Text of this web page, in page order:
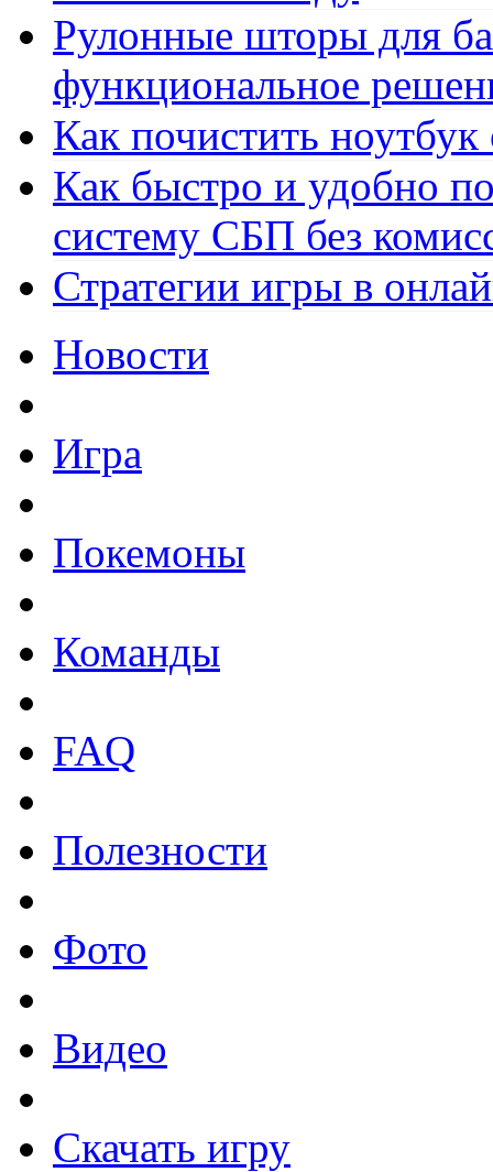
Рулонные шторы для
функциональное
Как почистить
Как быстро и удобно
систему СБП без
Стратегии игры в
Новости
Игра
Покемоны
Команды
FAQ
Полезности
Фото
Видео
Скачать игру